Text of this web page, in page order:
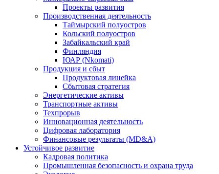
Проекты развития
Производственная деятельность
Таймырский полуостров
Кольский полуостров
Забайкальский край
Финляндия
ЮАР (Nkomati)
Продукция и сбыт
Продуктовая линейка
Сбытовая стратегия
Энергетические активы
Транспортные активы
Техпрорыв
Инновационная деятельность
Цифровая лаборатория
Финансовые результаты (MD&A)
Устойчивое развитие
Кадровая политика
Промышленная безопасность и охрана труда